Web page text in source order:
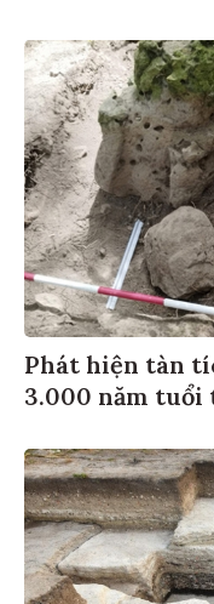
Phát hiện tàn
3.000 năm tuổi